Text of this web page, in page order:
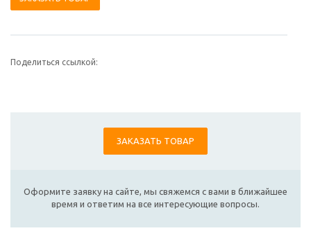
Поделиться ссылкой:
ЗАКАЗАТЬ ТОВАР
Оформите заявку на сайте, мы свяжемся с вами в ближайшее
время и ответим на все интересующие вопросы.